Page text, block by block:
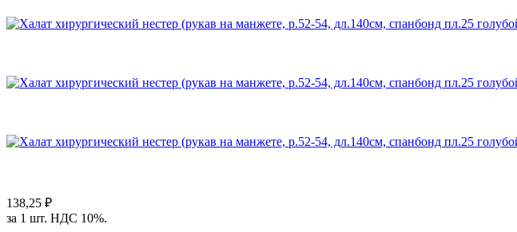
138,25 ₽
за 1 шт. НДС 10%.